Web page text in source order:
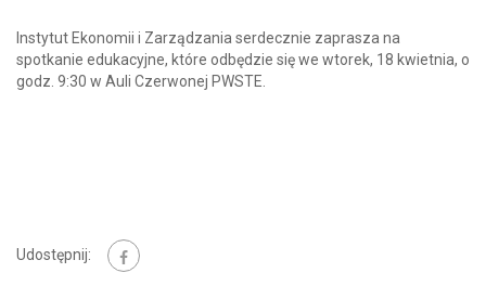
Instytut Ekonomii i Zarządzania serdecznie zaprasza na
spotkanie edukacyjne, które odbędzie się we wtorek, 18 kwietnia, o
godz. 9:30 w Auli Czerwonej PWSTE.
Udostępnij: